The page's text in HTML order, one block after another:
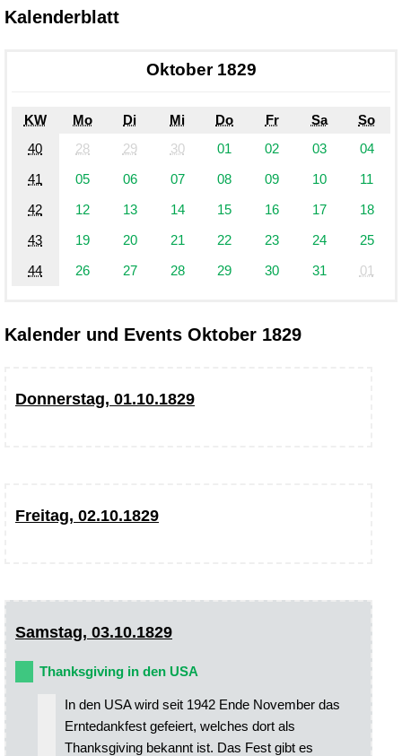
Kalenderblatt
Oktober 1829
KW Mo Di Mi Do Fr Sa
So
40
28 29 30 01 02 03
04
41
05 06 07 08 09 10
11
42
12 13 14 15 16 17
18
43
19 20 21 22 23 24
25
44
26 27 28 29 30 31 01
Kalender und Events Oktober 1829
Donnerstag, 01.10.1829
Freitag, 02.10.1829
Samstag, 03.10.1829
Thanksgiving in den USA
In den USA wird seit 1942 Ende November das
Erntedankfest gefeiert, welches dort als
Thanksgiving bekannt ist. Das Fest gibt es